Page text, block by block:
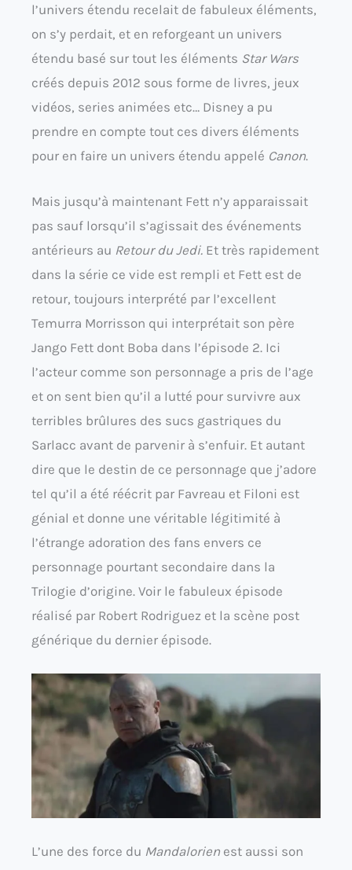
l’univers étendu recelait de fabuleux éléments,
on s’y perdait, et en reforgeant un univers
étendu basé sur tout les éléments Star Wars
créés depuis 2012 sous forme de livres, jeux
vidéos, series animées etc… Disney a pu
prendre en compte tout ces divers éléments
pour en faire un univers étendu appelé Canon.
Mais jusqu’à maintenant Fett n’y apparaissait
pas sauf lorsqu’il s’agissait des événements
antérieurs au Retour du Jedi. Et très rapidement
dans la série ce vide est rempli et Fett est de
retour, toujours interprété par l’excellent
Temurra Morrisson qui interprétait son père
Jango Fett dont Boba dans l’épisode 2. Ici
l’acteur comme son personnage a pris de l’age
et on sent bien qu’il a lutté pour survivre aux
terribles brûlures des sucs gastriques du
Sarlacc avant de parvenir à s’enfuir. Et autant
dire que le destin de ce personnage que j’adore
tel qu’il a été réécrit par Favreau et Filoni est
génial et donne une véritable légitimité à
l’étrange adoration des fans envers ce
personnage pourtant secondaire dans la
Trilogie d’origine. Voir le fabuleux épisode
réalisé par Robert Rodriguez et la scène post
générique du dernier épisode.
L’une des force du Mandalorien est aussi son